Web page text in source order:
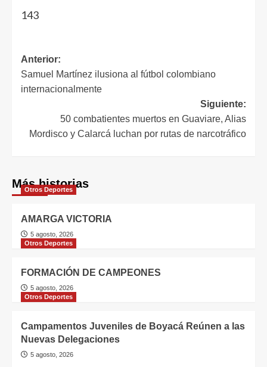
143
Anterior:
Samuel Martínez ilusiona al fútbol colombiano
internacionalmente
Siguiente:
50 combatientes muertos en Guaviare, Alias
Mordisco y Calarcá luchan por rutas de narcotráfico
Más historias
Otros Deportes
AMARGA VICTORIA
5 agosto, 2026
Otros Deportes
FORMACIÓN DE CAMPEONES
5 agosto, 2026
Otros Deportes
Campamentos Juveniles de Boyacá Reúnen a las
Nuevas Delegaciones
5 agosto, 2026